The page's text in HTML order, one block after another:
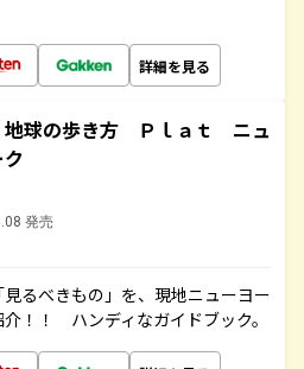
詳細を見る
球の歩き方 Ｐｌａｔ ニュ
発売
見るべきもの」を、現地ニューヨー
！！ ハンディなガイドブック。